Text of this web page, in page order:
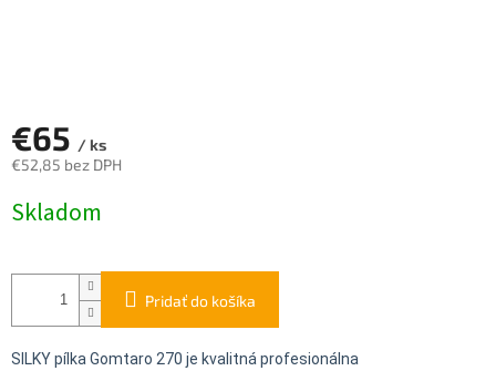
€65 / ks
€52,85 bez DPH
cena:
Skladom
Pridať do košíka
SILKY pílka Gomtaro 270 je kvalitná profesionálna